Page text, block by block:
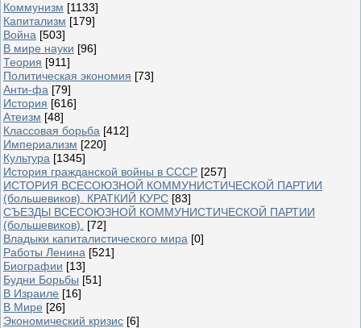
Коммунизм [1133]
Капитализм [179]
Война [503]
В мире науки [96]
Теория [911]
Политическая экономия [73]
Анти-фа [79]
История [616]
Атеизм [48]
Классовая борьба [412]
Империализм [220]
Культура [1345]
История гражданской войны в СССР [257]
ИСТОРИЯ ВСЕСОЮЗНОЙ КОММУНИСТИЧЕСКОЙ ПАРТИИ
(большевиков). КРАТКИЙ КУРС [83]
СЪЕЗДЫ ВСЕСОЮЗНОЙ КОММУНИСТИЧЕСКОЙ ПАРТИИ
(большевиков).
[72]
Владыки капиталистического мира [0]
Работы Ленина [521]
Биографии [13]
Будни Борьбы [51]
В Израиле [16]
В Мире [26]
Экономический кризис [6]